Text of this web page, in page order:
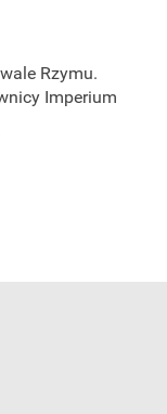
niedostępny
Rzymu.
Imperium